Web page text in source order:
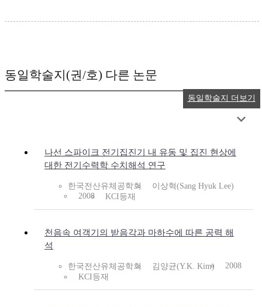
동일학술지(권/호) 다른 논문
나선 스파이크 전기집진기 내 유동 및 집진 현상에
대한 전기수력학 수치해석 연구
한국전산유체공학회
이상혁(Sang Hyuk Lee)
2008
KCI등재
천음속 여객기의 받음각과 마하수에 따른 공력 해
석
한국전산유체공학회 김양균(Y.K. Kim)
2008
KCI등재
동일학술지 더보기